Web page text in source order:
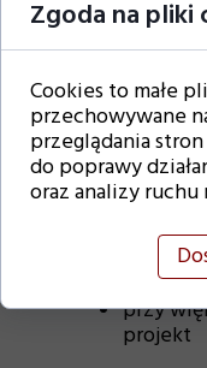
Prosimy w
numer
tekst,
napisów
Dodatkowe
Zdjęcie,
prześlij
prosty
przy
projekt
Zgoda na pliki
Cookies to małe
przechowywane
przeglądania
do poprawy
oraz analizy ruchu